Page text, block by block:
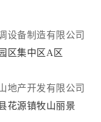
设备制造有限公司
区集中区A区
地产开发有限公司
花源镇牧山丽景